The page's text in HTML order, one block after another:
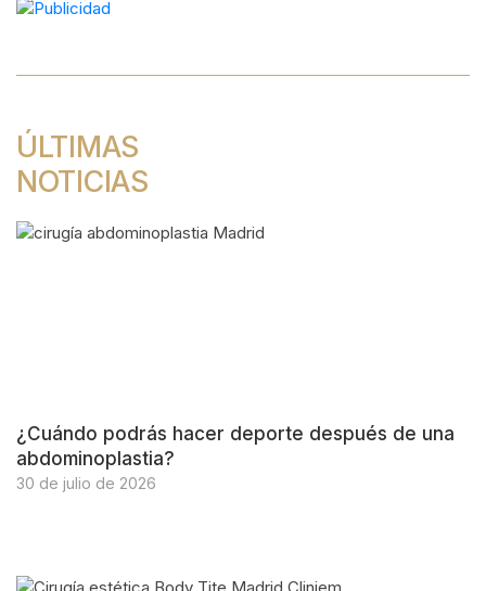
entradas
ÚLTIMAS
NOTICIAS
¿Cuándo podrás hacer deporte después de una
abdominoplastia?
30 de julio de 2026